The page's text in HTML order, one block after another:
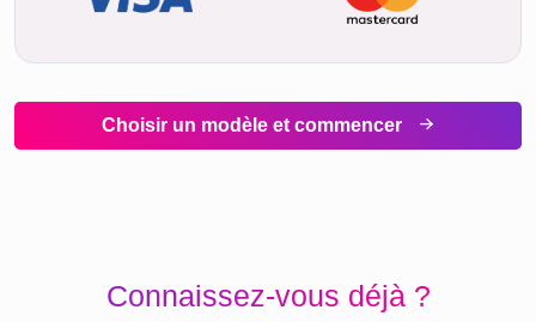
Choisir un modèle et commencer
Connaissez-vous déjà ?